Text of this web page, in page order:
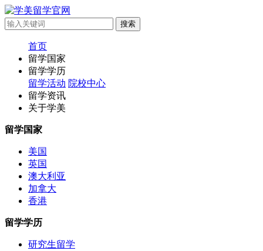
首页
留学国家
留学学历
留学活动 院校中心
留学资讯
关于学美
留学国家
美国
英国
澳大利亚
加拿大
香港
留学学历
研究生留学